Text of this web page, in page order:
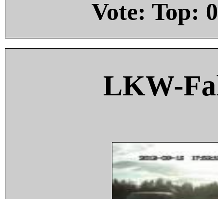
Vote: Top: 0
LKW-